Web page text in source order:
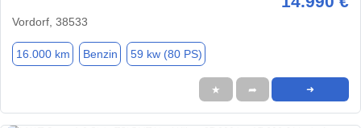
Vordorf, 38533
16.000 km Benzin 59 kw (80 PS)
★ ➦ ➜